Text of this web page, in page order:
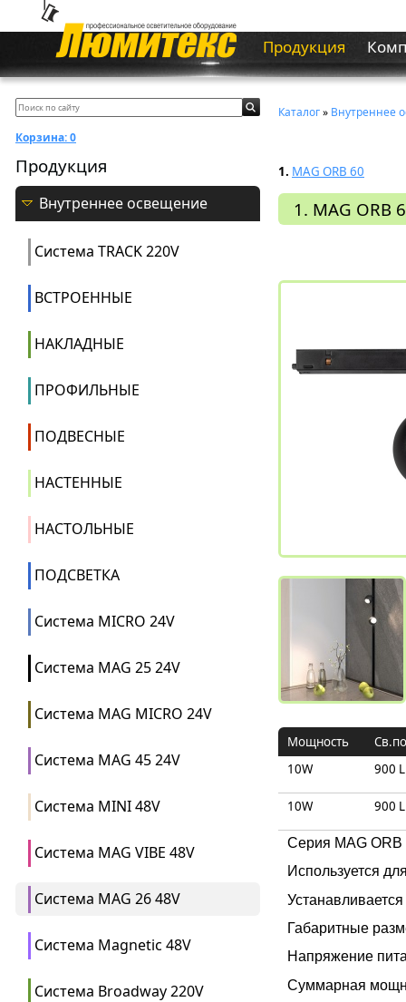
Продукция
Корзина:0
Продукция
Внутреннее освещение
Система ТRACK 220V
ВСТРОЕННЫЕ
НАКЛАДНЫЕ
ПРОФИЛЬНЫЕ
ПОДВЕСНЫЕ
НАСТЕННЫЕ
НАСТОЛЬНЫЕ
ПОДСВЕТКА
Система MICRO 24V
Система MAG 25 24V
Система MAG MICRO 24V
Система MAG 45 24V
Система MINI 48V
Система MAG VIBE 48V
Система MAG 26 48V
Система Magnetic 48V
Система Broadway 220V
Каталог» Внутреннее
1. MAG ORB 60
1. MAG ORB
Мощность
10W
900
10W 900
Серия MAG ORB
Используется
Габаритные
Напряжение
Суммарная